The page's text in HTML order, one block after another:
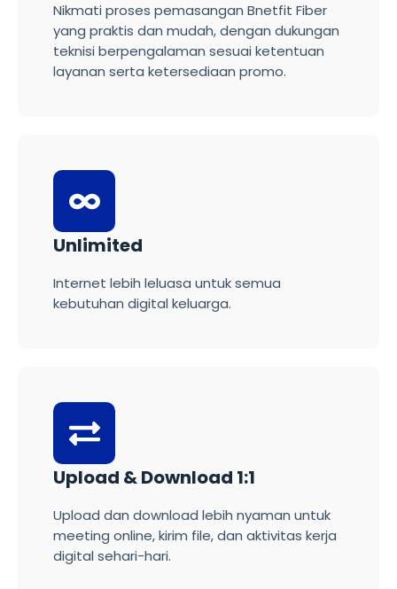
Nikmati proses pemasangan Bnetfit Fiber
yang praktis dan mudah, dengan dukungan
teknisi berpengalaman sesuai ketentuan
layanan serta ketersediaan promo.
Unlimited
Internet lebih leluasa untuk semua
kebutuhan digital keluarga.
Upload & Download 1:1
Upload dan download lebih nyaman untuk
meeting online, kirim file, dan aktivitas kerja
digital sehari-hari.